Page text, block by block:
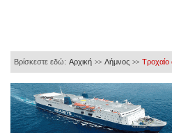
Βρίσκεστε εδώ: Αρχική >> Λήμνος >> Τροχαίο